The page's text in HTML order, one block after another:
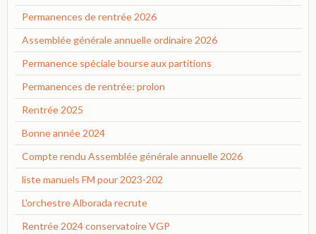
Permanences de rentrée 2026
Assemblée générale annuelle ordinaire 2026
Permanence spéciale bourse aux partitions
Permanences de rentrée: prolon
Rentrée 2025
Bonne année 2024
Compte rendu Assemblée générale annuelle 2026
liste manuels FM pour 2023-202
L'orchestre Alborada recrute
Rentrée 2024 conservatoire VGP